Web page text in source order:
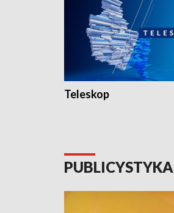
Teleskop
PUBLICYSTYKA